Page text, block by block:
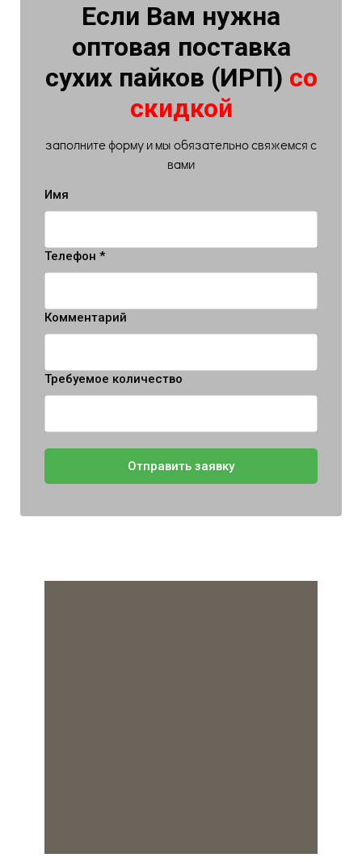
Если Вам нужна
оптовая поставка
сухих пайков (ИРП) со
скидкой
заполните форму и мы обязательно свяжемся с
вами
Имя
Телефон *
Комментарий
Требуемое количество
Отправить заявку